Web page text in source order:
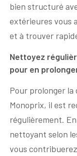
bien structuré
extérieures vous
et à trouver
Nettoyez
pour en
Pour prolonger la
Monoprix, il est
régulièrement.
nettoyant selon
vous